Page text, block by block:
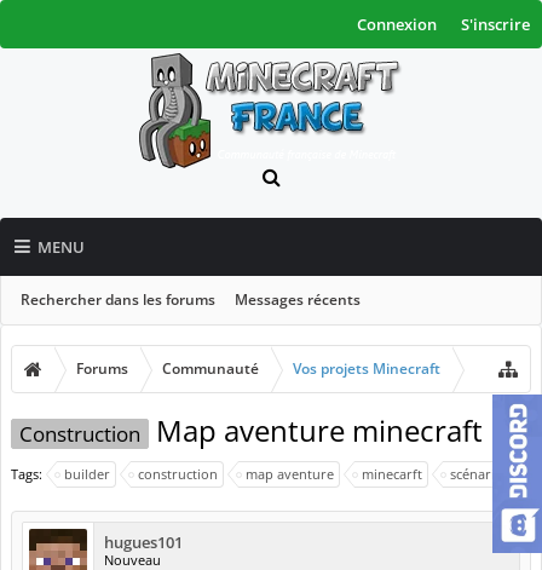
Connexion S'inscrire
MENU
Rechercher dans les forums Messages récents
Forums Communauté Vos projets Minecraft
Construction Map aventure minecraft
Tags: builder construction map aventure minecarft scénario
hugues101
Nouveau